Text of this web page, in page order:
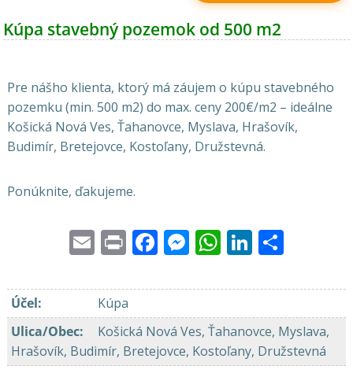
Kúpa stavebný pozemok od 500 m2
Pre nášho klienta, ktorý má záujem o kúpu stavebného
pozemku (min. 500 m2) do max. ceny 200€/m2 – ideálne
Košická Nová Ves, Ťahanovce, Myslava, Hrašovík,
Budimír, Bretejovce, Kostoľany, Družstevná.
Ponúknite, ďakujeme.
EmailPrintFacebook
Messenger
WhatsApp
LinkedIn
Účel:
Kúpa
Ulica/Obec:
Košická Nová Ves, Ťahanovce, Myslava,
Hrašovík, Budimír, Bretejovce, Kostoľany, Družstevná